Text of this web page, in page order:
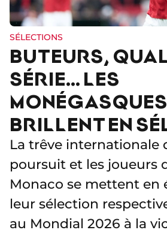
SÉLECTIONS
BUTEURS,
SÉRIE… LES
MONÉGASQUES
BRILLENT EN
La trêve internationale
poursuit et les joueurs
Monaco se mettent en
leur sélection
au Mondial 2026 à la